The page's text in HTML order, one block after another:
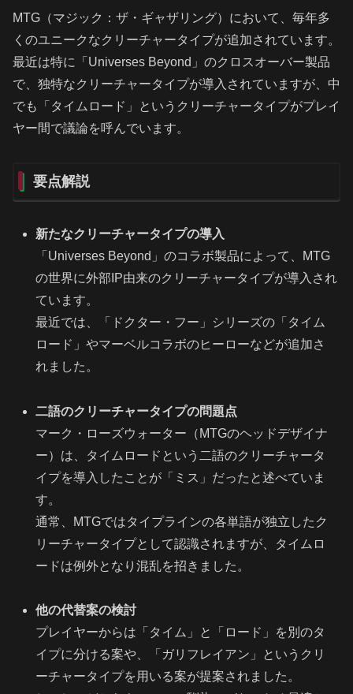
MTG（マジック：ザ・ギャザリング）において、毎年多
くのユニークなクリーチャータイプが追加されています。
最近は特に「Universes Beyond」のクロスオーバー製品
で、独特なクリーチャータイプが導入されていますが、中
でも「タイムロード」というクリーチャータイプがプレイ
ヤー間で議論を呼んでいます。
要点解説
新たなクリーチャータイプの導入
「Universes Beyond」のコラボ製品によって、MTG
の世界に外部IP由来のクリーチャータイプが導入され
ています。
最近では、「ドクター・フー」シリーズの「タイム
ロード」やマーベルコラボのヒーローなどが追加さ
れました。
二語のクリーチャータイプの問題点
マーク・ローズウォーター（MTGのヘッドデザイナ
ー）は、タイムロードという二語のクリーチャータ
イプを導入したことが「ミス」だったと述べていま
す。
通常、MTGではタイプラインの各単語が独立したク
リーチャータイプとして認識されますが、タイムロ
ードは例外となり混乱を招きました。
他の代替案の検討
プレイヤーからは「タイム」と「ロード」を別のタ
イプに分ける案や、「ガリフレイアン」というクリ
ーチャータイプを用いる案が提案されました。